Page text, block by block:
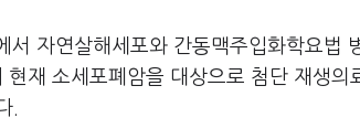
자연살해세포와 간동맥주입화학요법
재 소세포폐암을 대상으로 첨단 재생의
.